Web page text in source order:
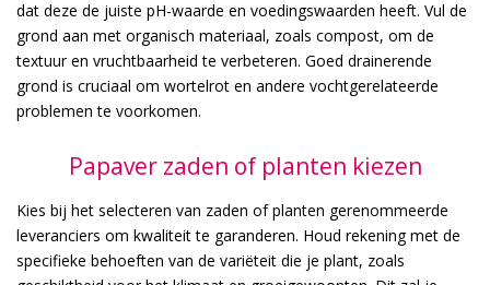
dat deze de juiste pH-waarde en voedingswaarden heeft. Vul de
grond aan met organisch materiaal, zoals compost, om de
textuur en vruchtbaarheid te verbeteren. Goed drainerende
grond is cruciaal om wortelrot en andere vochtgerelateerde
problemen te voorkomen.
Papaver zaden of planten kiezen
Kies bij het selecteren van zaden of planten gerenommeerde
leveranciers om kwaliteit te garanderen. Houd rekening met de
specifieke behoeften van de variëteit die je plant, zoals